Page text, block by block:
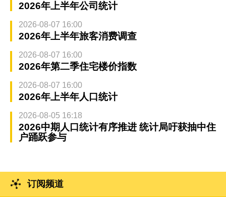
2026年上半年公司统计
2026-08-07 16:00
2026年上半年旅客消费调查
2026-08-07 16:00
2026年第二季住宅楼价指数
2026-08-07 16:00
2026年上半年人口统计
2026-08-05 16:18
2026中期人口统计有序推进 统计局吁获抽中住
户踊跃参与
订阅频道